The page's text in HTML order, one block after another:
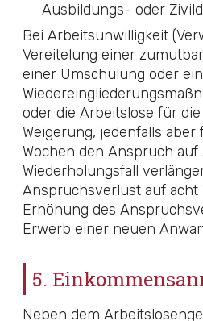
Ausbildungs- oder
Bei Arbeitsunwilligkeit
Vereitelung einer
einer Umschulung oder
oder die Arbeitslose für
Weigerung, jedenfalls
Wochen den Anspruch
Wiederholungsfall
Anspruchsverlust auf acht
Erhöhung des
Erwerb einer neuen
5.
Neben dem